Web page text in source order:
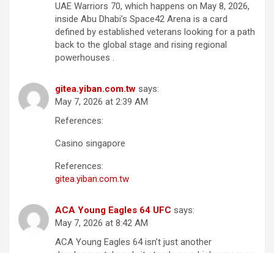
UAE Warriors 70, which happens on May 8, 2026,
inside Abu Dhabi’s Space42 Arena is a card
defined by established veterans looking for a path
back to the global stage and rising regional
powerhouses .
gitea.yiban.com.tw says:
May 7, 2026 at 2:39 AM
References:
Casino singapore
References:
gitea.yiban.com.tw
ACA Young Eagles 64 UFC says:
May 7, 2026 at 8:42 AM
ACA Young Eagles 64 isn’t just another